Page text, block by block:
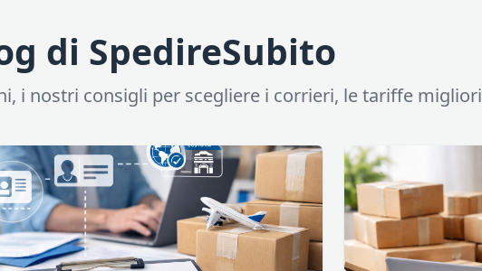
di SpedireSubito
i nostri consigli per scegliere i corrieri, le tariffe